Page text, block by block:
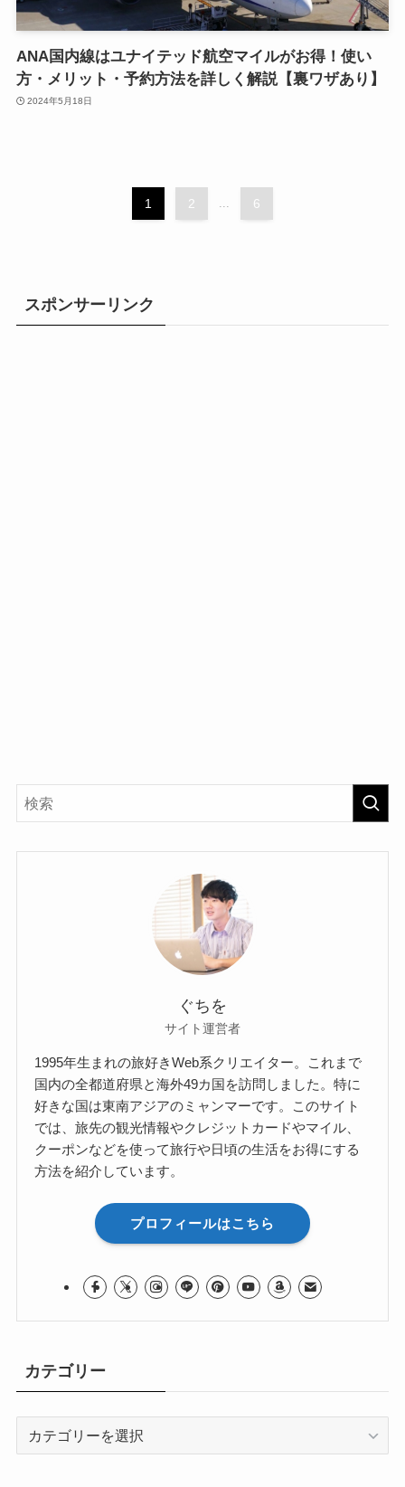
ANA国内線はユナイテッド航空マイルがお得！使い
方・メリット・予約方法を詳しく解説【裏ワザあり】
2024年5月18日
1 2 ... 6
スポンサーリンク
ぐちを
サイト運営者
1995年生まれの旅好きWeb系クリエイター。これまで
国内の全都道府県と海外49カ国を訪問しました。特に
好きな国は東南アジアのミャンマーです。このサイト
では、旅先の観光情報やクレジットカードやマイル、
クーポンなどを使って旅行や日頃の生活をお得にする
方法を紹介しています。
プロフィールはこちら
カテゴリー